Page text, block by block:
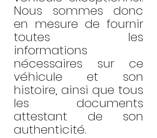
Nous sommes donc
en mesure de fournir
toutes les
informations
nécessaires sur ce
véhicule et son
histoire, ainsi que tous
les documents
attestant de son
authenticité.